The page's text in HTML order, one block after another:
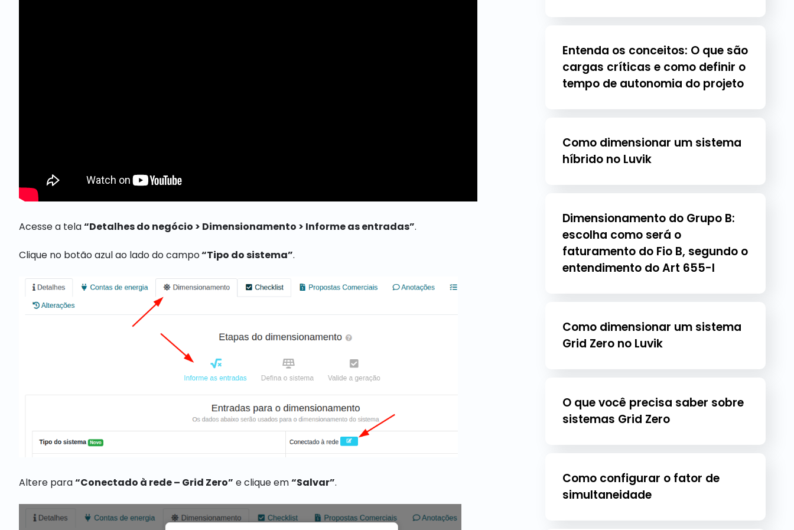
Acesse a tela“Detalhes do negócio > Dimensionamento > Informe as entradas”.
Clique no botão azul ao lado do campo“Tipo do sistema”.
Altere para“Conectado à rede – Grid Zero” e clique em“Salvar”.
Entenda os conceitos: O que são
cargas críticas e como definir o
tempo de autonomia do projeto
Como dimensionar um sistema
híbrido no Luvik
Dimensionamento do Grupo B:
escolha como será o
faturamento do Fio B, segundo o
entendimento do Art 655-I
Como dimensionar um sistema
Grid Zero no Luvik
O que você precisa saber sobre
sistemas Grid Zero
Como configurar o fator de
simultaneidade